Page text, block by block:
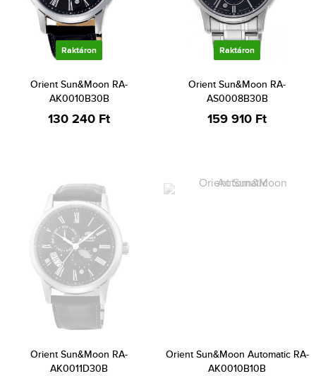
Raktáron
Orient Sun&Moon RA-
AK0010B30B
130 240 Ft
Raktáron
Orient Sun&Moon RA-
AS0008B30B
159 910 Ft
Orient Sun&Moon RA-
AK0011D30B
Orient Sun&Moon Automatic RA-
AK0010B10B